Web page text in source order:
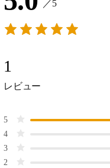
／5
1
レビュー
5
4
3
2